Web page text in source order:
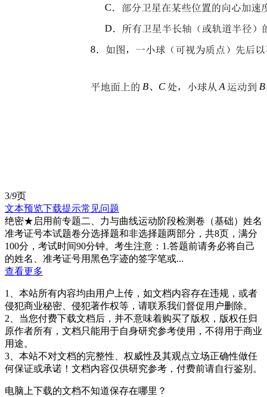
3/9页
文本预览下载提示常见问题
绝密★启用前专题二、力与曲线运动阶段检测卷（基础）姓名
准考证号本试题卷分选择题和非选择题两部分，共8页，满分
100分，考试时间90分钟。考生注意：1.答题前请务必将自己
的姓名、准考证号用黑色字迹的签字笔或...
查看更多
1、本站所有内容均由用户上传，如文档内容存在违规，或者
侵犯商业秘密、侵犯著作权等，请联系我们督促用户删除。
2、当您付费下载文档后，并不意味着购买了版权，版权任归
原作者所有，文档只能用于自身研究参考使用，不得用于商业
用途。
3、本站不对文档的完整性、权威性及其观点立场正确性做任
何保证或承诺！文档内容仅供研究参考，付费前请自行鉴别。
电脑上下载的文档不知道保存在哪里？